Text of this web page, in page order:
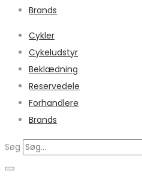
Brands
Cykler
Cykeludstyr
Beklædning
Reservedele
Forhandlere
Brands
Søg